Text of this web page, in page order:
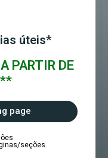
úteis*
PARTIR DE
page
seções.